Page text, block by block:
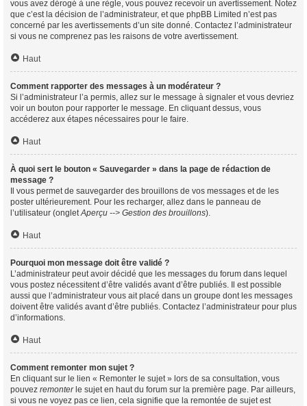
vous avez dérogé à une règle, vous pouvez recevoir un avertissement. Notez
que c’est la décision de l’administrateur, et que phpBB Limited n’est pas
concerné par les avertissements d’un site donné. Contactez l’administrateur
si vous ne comprenez pas les raisons de votre avertissement.
Haut
Comment rapporter des messages à un modérateur ?
Si l’administrateur l’a permis, allez sur le message à signaler et vous devriez
voir un bouton pour rapporter le message. En cliquant dessus, vous
accéderez aux étapes nécessaires pour le faire.
Haut
À quoi sert le bouton « Sauvegarder » dans la page de rédaction de
message ?
Il vous permet de sauvegarder des brouillons de vos messages et de les
poster ultérieurement. Pour les recharger, allez dans le panneau de
l’utilisateur (ongletAperçu --> Gestion des brouillons).
Haut
Pourquoi mon message doit être validé ?
L’administrateur peut avoir décidé que les messages du forum dans lequel
vous postez nécessitent d’être validés avant d’être publiés. Il est possible
aussi que l’administrateur vous ait placé dans un groupe dont les messages
doivent être validés avant d’être publiés. Contactez l’administrateur pour plus
d’informations.
Haut
Comment remonter mon sujet ?
En cliquant sur le lien « Remonter le sujet » lors de sa consultation, vous
pouvez remonterle sujet en haut du forum sur la première page. Par ailleurs,
si vous ne voyez pas ce lien, cela signifie que la remontée de sujet est